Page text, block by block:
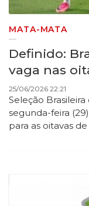
MATA-MATA
Definido:
vaga nas
25/06/2026 22:21
Seleção
segunda-feira
para as oitavas